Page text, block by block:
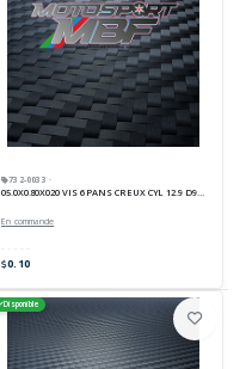
732-0033 ·
05.0X0.80X020 VIS 6 PANS CREUX CYL 12.9 D912
En commande
0.10
Disponible